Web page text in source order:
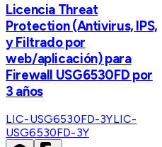
Licencia Threat
Protection (Antivirus, IPS,
y Filtrado por
web/aplicación) para
Firewall USG6530FD por
3 años
LIC-USG6530FD-3YLIC-
USG6530FD-3Y